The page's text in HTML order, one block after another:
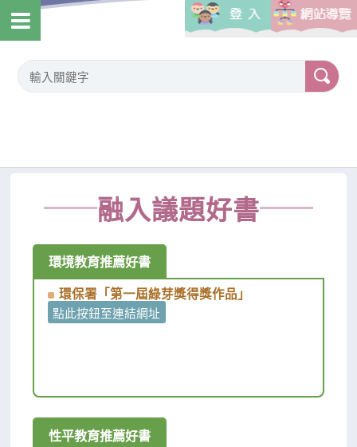
融入議題好書
環境教育推薦好書
環保署「第一屆綠芽獎得獎作品｣
點此按鈕至連結網址
性平教育推薦好書